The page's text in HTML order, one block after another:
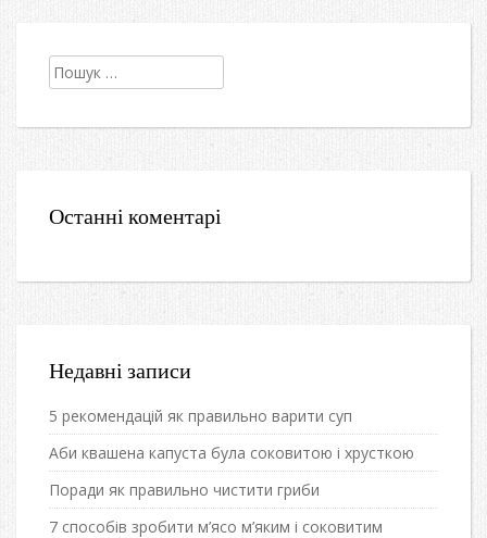
Пошук:
Останні коментарі
Недавні записи
5 рекомендацій як правильно варити суп
Аби квашена капуста була соковитою і хрусткою
Поради як правильно чистити гриби
7 способів зробити м’ясо м’яким і соковитим